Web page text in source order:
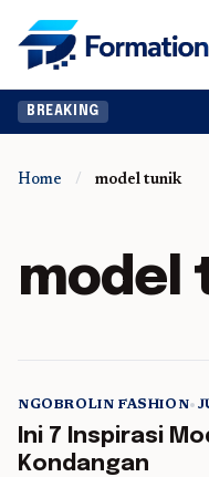
BREAKING
Home / model tunik
model
NGOBROLIN FASHION•
Ini 7 Inspirasi
Kondangan